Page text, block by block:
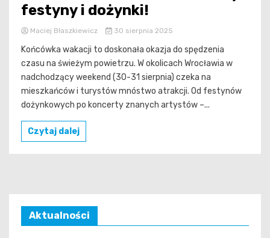
festyny i dożynki!
Maciej Błaszkiewicz 30 sierpnia 2025
Końcówka wakacji to doskonała okazja do spędzenia
czasu na świeżym powietrzu. W okolicach Wrocławia w
nadchodzący weekend (30-31 sierpnia) czeka na
mieszkańców i turystów mnóstwo atrakcji. Od festynów
dożynkowych po koncerty znanych artystów –...
Czytaj dalej
Aktualności